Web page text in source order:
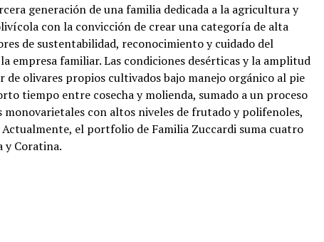
generación de una familia dedicada a la agricultura y
con la convicción de crear una categoría de alta
de sustentabilidad, reconocimiento y cuidado del
empresa familiar. Las condiciones desérticas y la amplitud
olivares propios cultivados bajo manejo orgánico al pie
tiempo entre cosecha y molienda, sumado a un proceso
con altos niveles de frutado y polifenoles,
el portfolio de Familia Zuccardi suma cuatro
y Coratina.